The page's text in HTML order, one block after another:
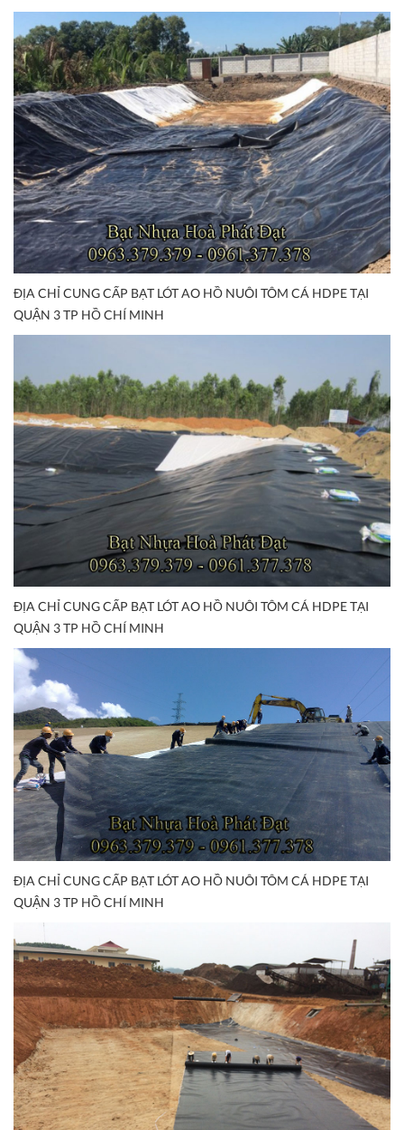
ĐỊA CHỈ CUNG CẤP BẠT LÓT AO HỒ NUÔI TÔM CÁ HDPE TẠI
QUẬN 3 TP HỒ CHÍ MINH
ĐỊA CHỈ CUNG CẤP BẠT LÓT AO HỒ NUÔI TÔM CÁ HDPE TẠI
QUẬN 3 TP HỒ CHÍ MINH
ĐỊA CHỈ CUNG CẤP BẠT LÓT AO HỒ NUÔI TÔM CÁ HDPE TẠI
QUẬN 3 TP HỒ CHÍ MINH